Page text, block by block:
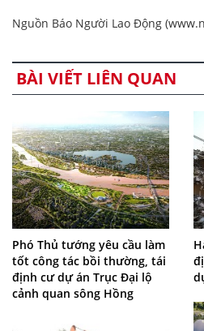
Nguồn Báo Người Lao Động
BÀI VIẾT LIÊN QUAN
Phó Thủ tướng yêu cầu làm
tốt công tác bồi thường, tái
định cư dự án Trục Đại lộ
cảnh quan sông Hồng